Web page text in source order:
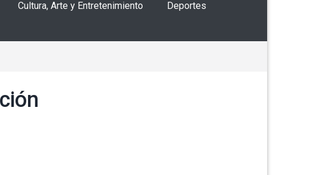
Cultura, Arte y Entretenimiento Deportes